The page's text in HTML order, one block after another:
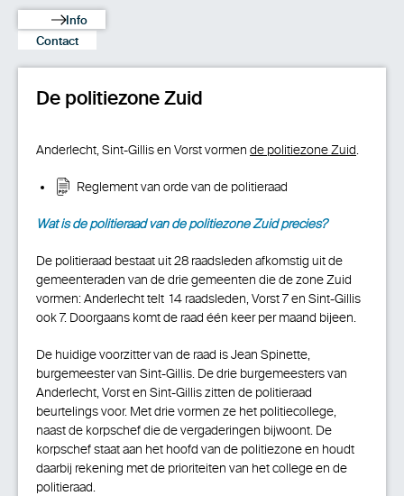
Info
Contact
De politiezone Zuid
Anderlecht, Sint-Gillis en Vorst vormen de politiezone Zuid.
Reglement van orde van de politieraad
Wat is de politieraad van de politiezone Zuid precies?
De politieraad bestaat uit 28 raadsleden afkomstig uit de
gemeenteraden van de drie gemeenten die de zone Zuid
vormen: Anderlecht telt 14 raadsleden, Vorst 7 en Sint-Gillis
ook 7. Doorgaans komt de raad één keer per maand bijeen.
De huidige voorzitter van de raad is Jean Spinette,
burgemeester van Sint-Gillis. De drie burgemeesters van
Anderlecht, Vorst en Sint-Gillis zitten de politieraad
beurtelings voor. Met drie vormen ze het politiecollege,
naast de korpschef die de vergaderingen bijwoont. De
korpschef staat aan het hoofd van de politiezone en houdt
daarbij rekening met de prioriteiten van het college en de
politieraad.